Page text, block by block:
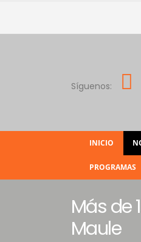
Síguenos:
INICIO
PROGRAMAS
Más de
Maule